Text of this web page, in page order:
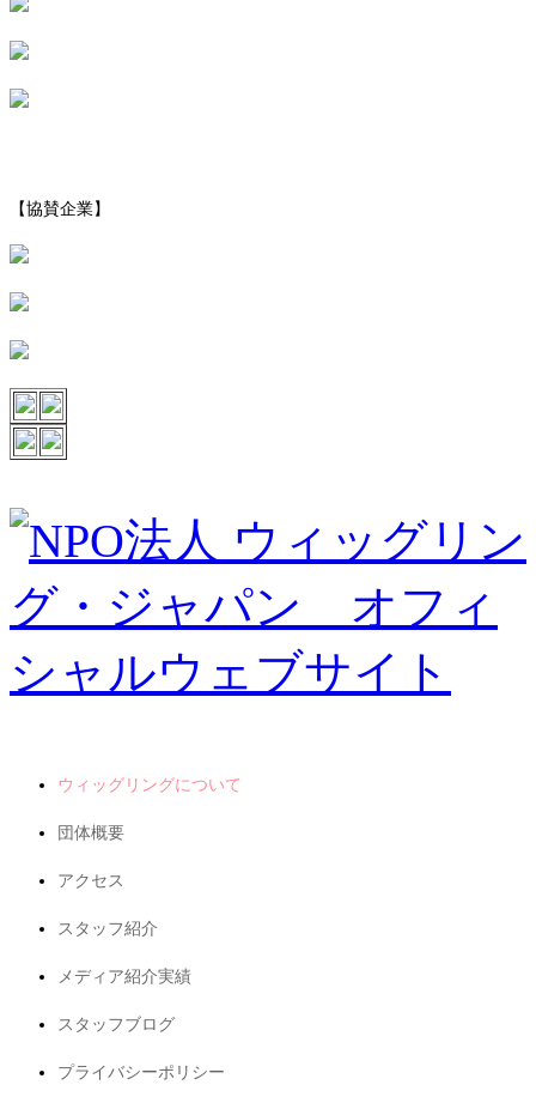
【協賛企業】
ウィッグリングについて
団体概要
アクセス
スタッフ紹介
メディア紹介実績
スタッフブログ
プライバシーポリシー